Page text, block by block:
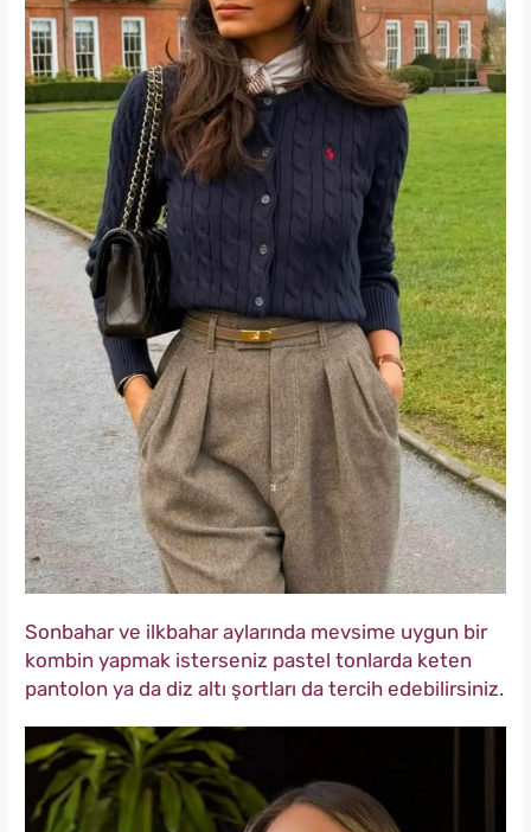
Sonbahar ve ilkbahar aylarında mevsime uygun bir
kombin yapmak isterseniz pastel tonlarda keten
pantolon ya da diz altı şortları da tercih edebilirsiniz.